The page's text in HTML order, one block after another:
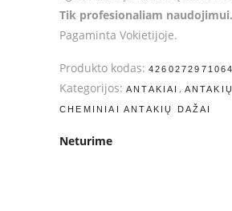
Tik profesionaliam naudojimui.
Pagaminta Vokietijoje.
Produkto kodas: 4260272971064
Kategorijos: ANTAKIAI ,
CHEMINIAI ANTAKIŲ DAŽAI
Neturime